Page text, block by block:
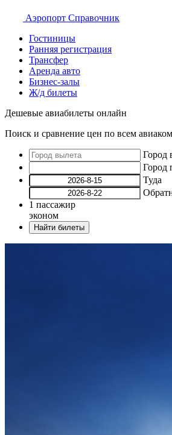
Аэропорт Справочник
Гостиницы
Ранняя регистрация
Трансфер
Аренда авто
Бизнес-залы
Ж/д билеты
Дешевые авиабилеты онлайн
Поиск и сравнение цен по всем
Город
Город
Туда
1 пассажир
эконом
Найти билеты